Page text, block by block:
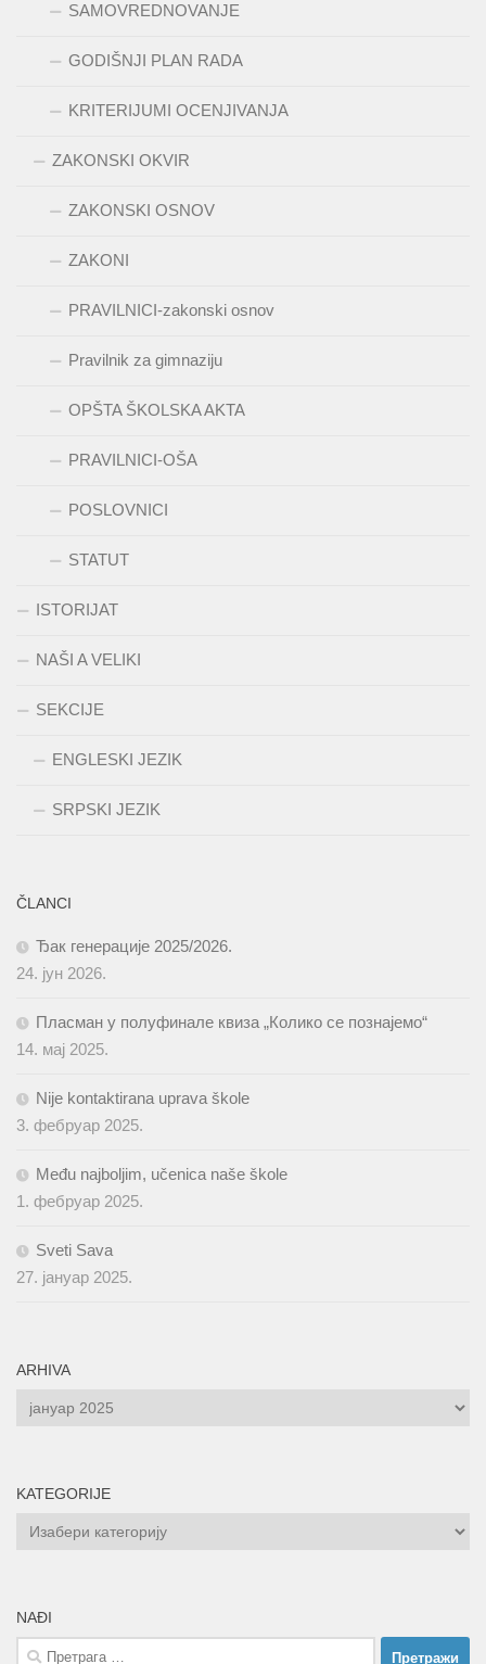
SAMOVREDNOVANJE
GODIŠNJI PLAN RADA
KRITERIJUMI OCENJIVANJA
ZAKONSKI OKVIR
ZAKONSKI OSNOV
ZAKONI
PRAVILNICI-zakonski osnov
Pravilnik za gimnaziju
OPŠTA ŠKOLSKA AKTA
PRAVILNICI-OŠA
POSLOVNICI
STATUT
ISTORIJAT
NAŠI A VELIKI
SEKCIJE
ENGLESKI JEZIK
SRPSKI JEZIK
ČLANCI
Ђак генерације 2025/2026.
24. јун 2026.
Пласман у полуфинале квиза „Колико се познајемо“
14. мај 2025.
Nije kontaktirana uprava škole
3. фебруар 2025.
Među najboljim, učenica naše škole
1. фебруар 2025.
Sveti Sava
27. јануар 2025.
ARHIVA
ARHIVA
KATEGORIJE
KATEGORIJE
NAĐI
Претрага